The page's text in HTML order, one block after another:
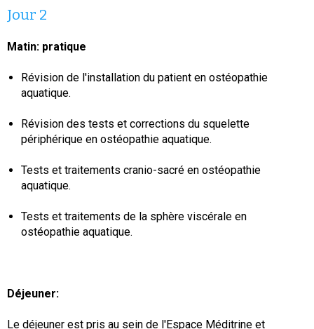
Jour 2
Matin: pratique
Révision de l'installation du patient en ostéopathie
aquatique.
Révision des tests et corrections du squelette
périphérique en ostéopathie aquatique.
Tests et traitements cranio-sacré en ostéopathie
aquatique.
Tests et traitements de la sphère viscérale en
ostéopathie aquatique.
Déjeuner:
Le déjeuner est pris au sein de l'Espace Méditrine et